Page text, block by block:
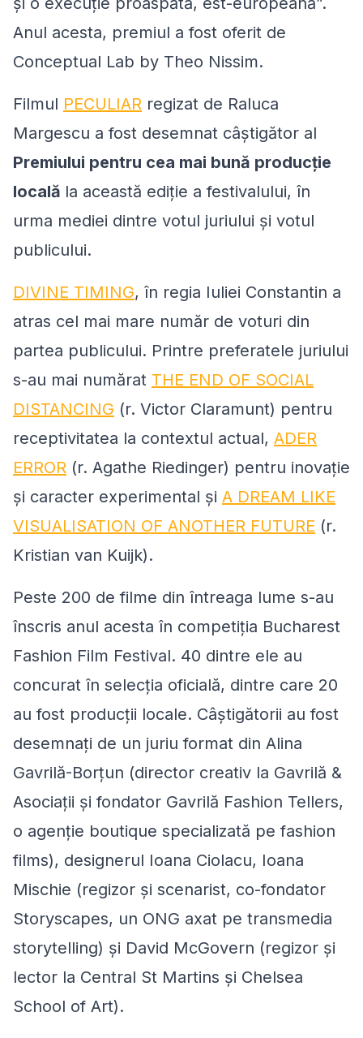
Anul acesta, premiul a fost oferit de
Conceptual Lab by Theo Nissim.
Filmul PECULIAR regizat de Raluca
Margescu a fost desemnat câștigător al
Premiului pentru cea mai bună producție
locală la această ediție a festivalului, în
urma mediei dintre votul juriului și votul
publicului.
DIVINE TIMING, în regia Iuliei Constantin a
atras cel mai mare număr de voturi din
partea publicului. Printre preferatele juriului
s-au mai numărat THE END OF SOCIAL
DISTANCING (r. Victor Claramunt) pentru
receptivitatea la contextul actual, ADER
ERROR (r. Agathe Riedinger) pentru inovație
și caracter experimental și A DREAM LIKE
VISUALISATION OF ANOTHER FUTURE (r.
Kristian van Kuijk).
Peste 200 de filme din întreaga lume s-au
înscris anul acesta în competiția Bucharest
Fashion Film Festival. 40 dintre ele au
concurat în selecția oficială, dintre care 20
au fost producții locale. Câștigătorii au fost
desemnați de un juriu format din Alina
Gavrilă-Borțun (director creativ la Gavrilă &
Asociații și fondator Gavrilă Fashion Tellers,
o agenție boutique specializată pe fashion
films), designerul Ioana Ciolacu, Ioana
Mischie (regizor și scenarist, co-fondator
Storyscapes, un ONG axat pe transmedia
storytelling) și David McGovern (regizor și
lector la Central St Martins și Chelsea
School of Art).